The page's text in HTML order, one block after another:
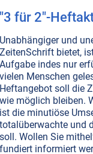
ANTIKE KULTE •
zum
VERFÜGBAR
NR. 20, S.21 ANTIKES
KULTE • MYTHOLOGIE
"3 für 2"-
Unabhängiger und
ZeitenSchrift bietet,
Aufgabe indes nur
vielen Menschen
Heftangebot soll die
wie möglich bleiben.
ist die minutiöse
totalüberwachte und
soll. Wollen Sie
fundiert informiert